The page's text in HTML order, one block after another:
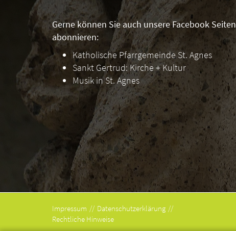
Gerne können Sie auch unsere Facebook Seiten
abonnieren:
Katholische Pfarrgemeinde St. Agnes
Sankt Gertrud: Kirche + Kultur
Musik in St. Agnes
Impressum
Datenschutzerklärung
Rechtliche Hinweise